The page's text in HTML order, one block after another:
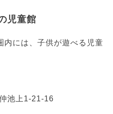
児童館
内には、子供が遊べる児童
池上1-21-16